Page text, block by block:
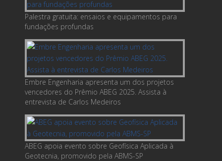
Palestra gratuita: ensaios e equipamentos para
fundações profundas
Embre Engenharia apresenta um dos projetos
vencedores do Prêmio ABEG 2025. Assista à
entrevista de Carlos Medeiros
ABEG apoia evento sobre Geofísica Aplicada à
Geotecnia, promovido pela ABMS-SP